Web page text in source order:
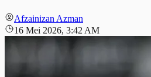
Afzainizan Azman
16 Mei 2026, 3:42 AM